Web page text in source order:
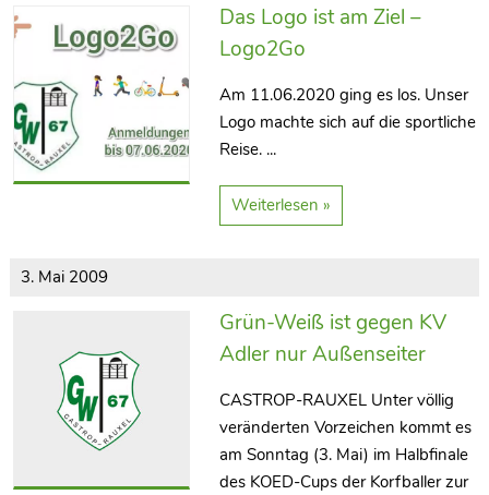
Das Logo ist am Ziel –
Logo2Go
Am 11.06.2020 ging es los. Unser
Logo machte sich auf die sportliche
Reise. ...
Weiterlesen »
3. Mai 2009
Grün-Weiß ist gegen KV
Adler nur Außenseiter
CASTROP-RAUXEL Unter völlig
veränderten Vorzeichen kommt es
am Sonntag (3. Mai) im Halbfinale
des KOED-Cups der Korfballer zur